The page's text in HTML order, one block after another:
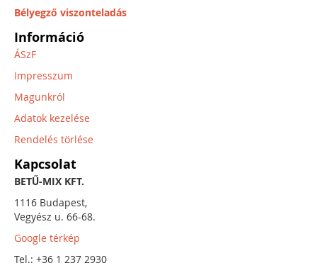
Bélyegző viszonteladás
Információ
ÁSzF
Impresszum
Magunkról
Adatok kezelése
Rendelés törlése
Kapcsolat
BETŰ-MIX KFT.
1116 Budapest,
Vegyész u. 66-68.
Google térkép
Tel.: +36 1 237 2930